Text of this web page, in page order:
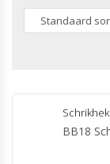
BB18